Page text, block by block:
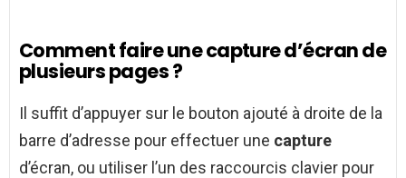
Comment faire une capture d’écran de
plusieurs pages ?
Il suffit d’appuyer sur le bouton ajouté à droite de la
barre d’adresse pour effectuer une capture
d’écran, ou utiliser l’un des raccourcis clavier pour